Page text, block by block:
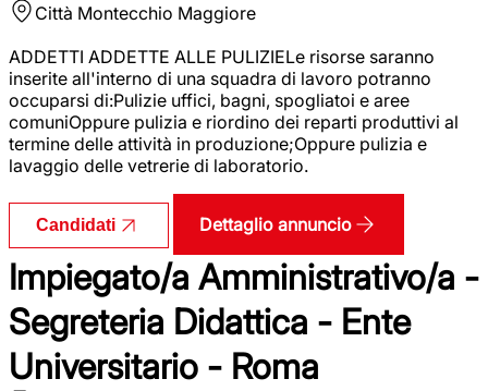
Città Montecchio Maggiore
ADDETTI ADDETTE ALLE PULIZIELe risorse saranno
inserite all'interno di una squadra di lavoro potranno
occuparsi di:Pulizie uffici, bagni, spogliatoi e aree
comuniOppure pulizia e riordino dei reparti produttivi al
termine delle attività in produzione;Oppure pulizia e
lavaggio delle vetrerie di laboratorio.
Candidati Dettaglio annuncio
Impiegato/a Amministrativo/a -
Segreteria Didattica - Ente
Universitario - Roma